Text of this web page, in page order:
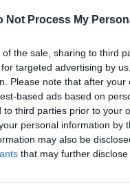
Not Process My
the sale, sharing to third
targeted advertising by
Please note that after
based ads based on
to third parties prior to your
personal information by
may also be
that may further